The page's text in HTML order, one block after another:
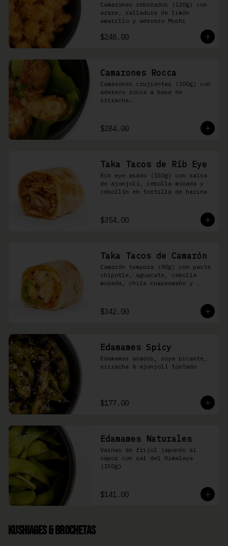
Camarones rebozados (120g) con
arare, ralladura de limón
amarillo y aderezo Moshi
$248.00
Camarones Rocca
Camarones crujientes (100g) con
aderezo rocca a base de
sriracha.
$284.00
Taka Tacos de Rib Eye
Rib eye asado (150g) con salsa
de ajonjolí, cebolla morada y
cebollín en tortilla de harina
$354.00
Taka Tacos de Camarón
Camarón tempura (90g) con pasta
chipotle, aguacate, cebolla
morada, chile cuaresmeño y
$342.00
Edamames Spicy
Edamames asados, soya picante,
sriracha & ajonjolí tostado
$177.00
Edamames Naturales
Vainas de frijol japonés al
vapor con sal del Himalaya
(150g)
$141.00
Kushiages & Brochetas